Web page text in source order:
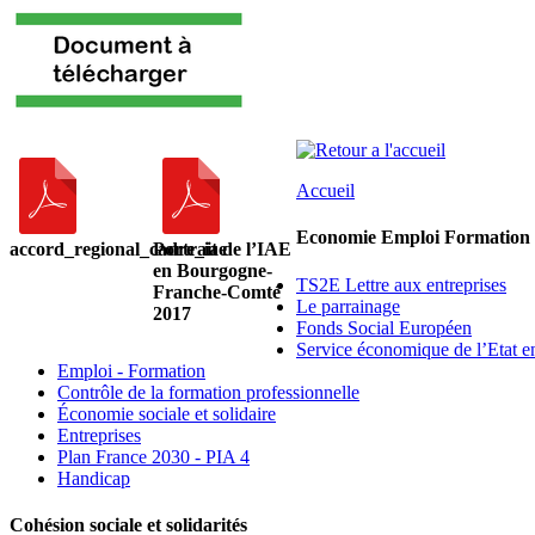
accord_regional_cadre_iae
Portrait de l’IAE
en Bourgogne-
Franche-Comté
2017
Accueil
Economie Emploi Formation
TS2E Lettre aux entreprises
Le parrainage
Fonds Social Européen
Service économique de l’Etat
Emploi - Formation
Contrôle de la formation professionnelle
Économie sociale et solidaire
Entreprises
Plan France 2030 - PIA 4
Handicap
Cohésion sociale et solidarités